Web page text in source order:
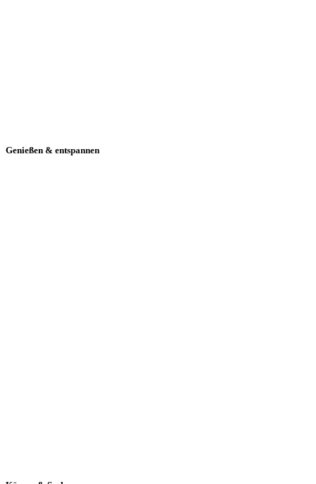
Genießen & entspannen